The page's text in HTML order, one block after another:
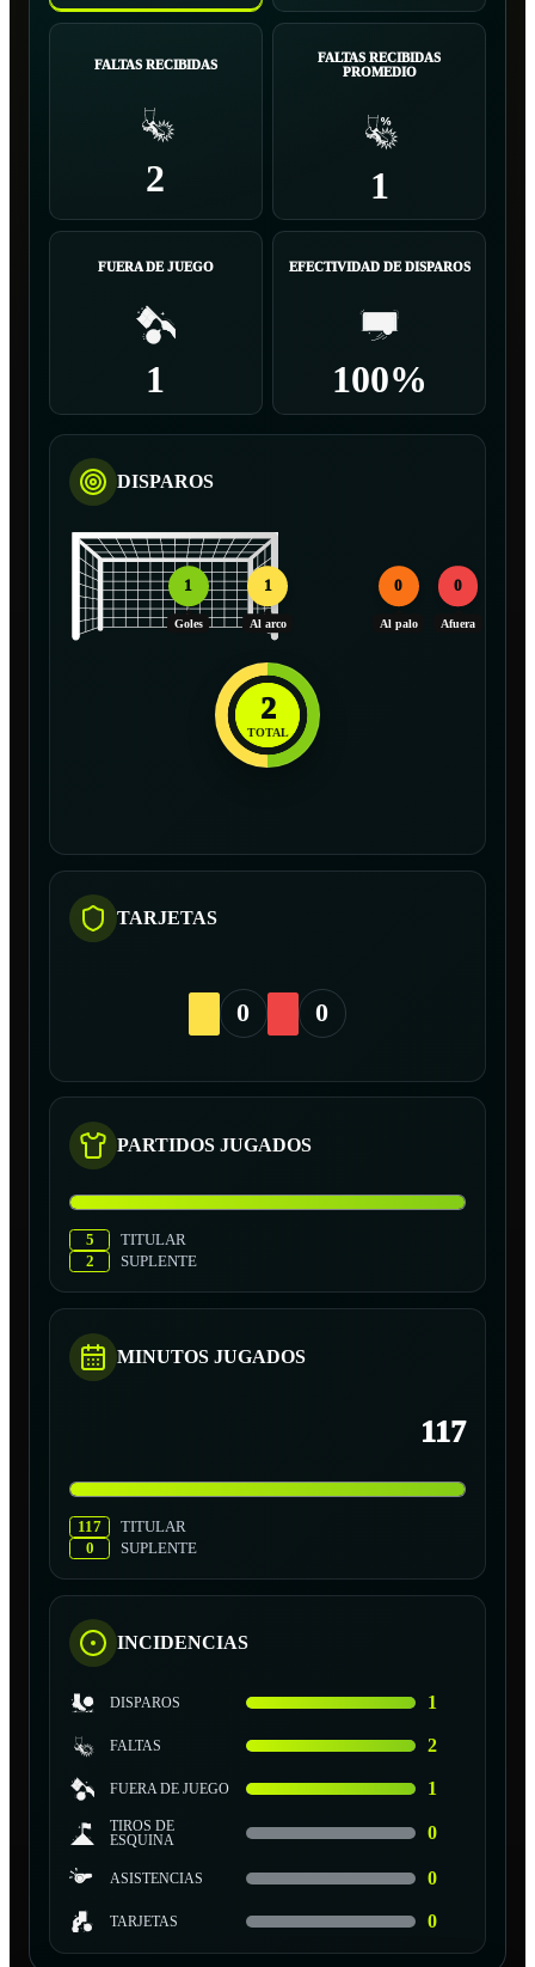
FALTAS RECIBIDAS
2
FALTAS RECIBIDAS
PROMEDIO
1
FUERA DE JUEGO
1
EFECTIVIDAD DE DISPAROS
100%
DISPAROS
1
Goles
1
Al arco
0
Al palo
0
Afuera
2
TOTAL
TARJETAS
0 0
PARTIDOS JUGADOS
5
TITULAR
2
SUPLENTE
MINUTOS JUGADOS
117
117
TITULAR
0
SUPLENTE
INCIDENCIAS
DISPAROS 1
FALTAS 2
FUERA DE JUEGO 1
TIROS DE
ESQUINA
0
ASISTENCIAS 0
TARJETAS 0